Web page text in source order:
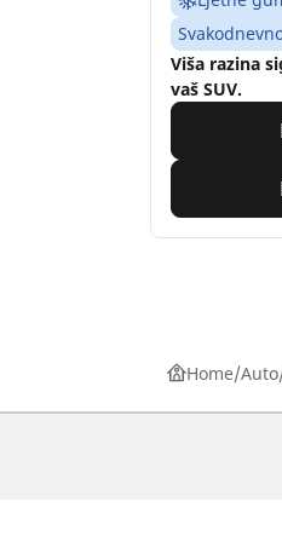
Viša razina
vaš SUV.
Home Auto